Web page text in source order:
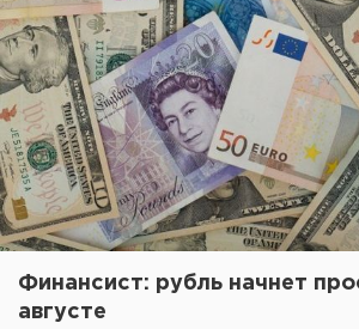
Финансист: рубль начнет
августе